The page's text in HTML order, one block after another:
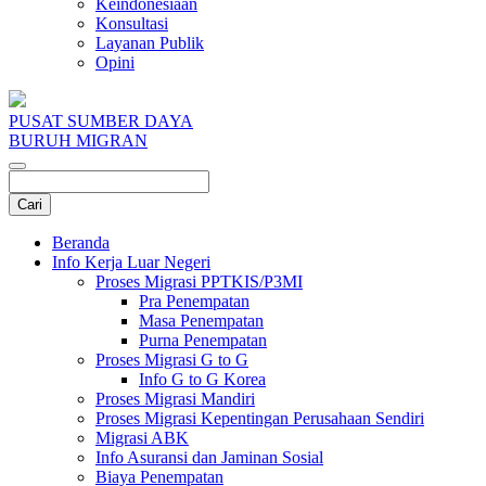
Keindonesiaan
Konsultasi
Layanan Publik
Opini
PUSAT SUMBER DAYA
BURUH MIGRAN
Beranda
Info Kerja Luar Negeri
Proses Migrasi PPTKIS/P3MI
Pra Penempatan
Masa Penempatan
Purna Penempatan
Proses Migrasi G to G
Info G to G Korea
Proses Migrasi Mandiri
Proses Migrasi Kepentingan Perusahaan Sendiri
Migrasi ABK
Info Asuransi dan Jaminan Sosial
Biaya Penempatan